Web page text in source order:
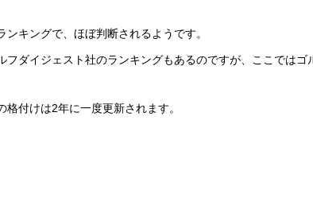
ンキングで、ほぼ判断されるようです。
フダイジェスト社のランキングもあるのですが、ここではゴ
格付けは2年に一度更新されます。